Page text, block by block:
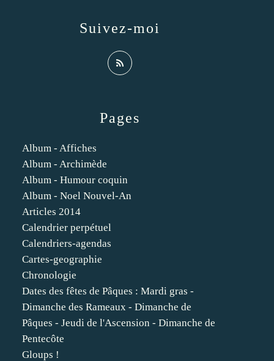
Pages
Album - Affiches
Album - Archimède
Album - Humour coquin
Album - Noel Nouvel-An
Articles 2014
Calendrier perpétuel
Calendriers-agendas
Cartes-geographie
Chronologie
Dates des fêtes de Pâques : Mardi gras -
Dimanche des Rameaux - Dimanche de
Pâques - Jeudi de l'Ascension - Dimanche de
Pentecôte
Gloups !
Suivez-moi